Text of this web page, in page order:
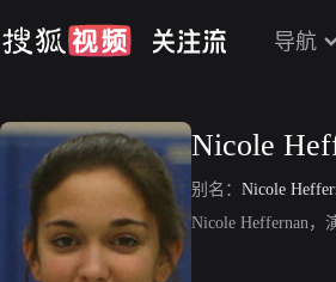
导航
Nicole
别名： Nicole
Nicole Heffernan，